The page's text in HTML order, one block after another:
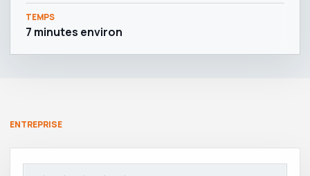
TEMPS
7 minutes environ
ENTREPRISE